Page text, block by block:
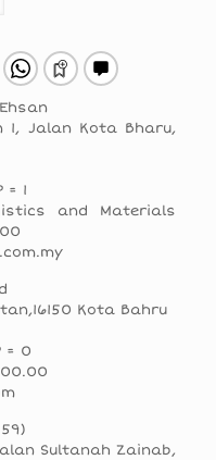
1, Jalan Kota Bharu,
1
and Materials
Kota Bahru
= 0
Sultanah Zainab,